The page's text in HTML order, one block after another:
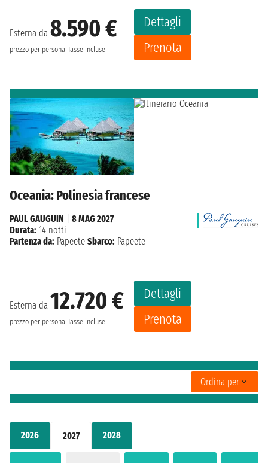
2026 2027 2028
Esterna da 8.590 €
prezzo per persona Tasse incluse
Dettagli
Prenota
Oceania: Polinesia francese
Esterna da 12.720 €
prezzo per persona Tasse incluse
Dettagli
Prenota
PAUL GAUGUIN
8 MAG 2027
Durata: 14 notti
Partenza da: Papeete Sbarco: Papeete
Ordina per